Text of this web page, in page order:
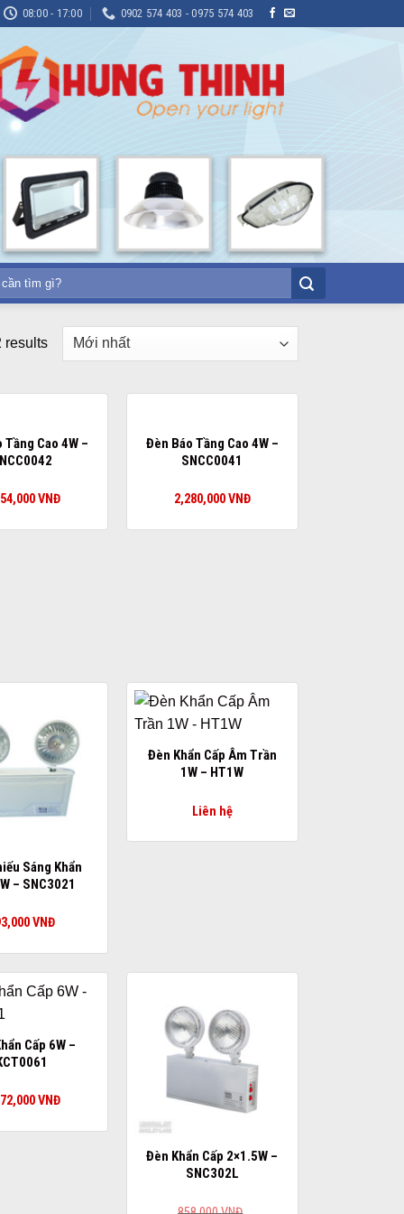
08:00 - 17:00 0902 574 403 - 0975 574 403
results
Tầng Cao 4W –
VNĐ
Đèn Báo Tầng Cao 4W –
SNCC0041
2,280,000VNĐ
Sáng Khẩn
– SNC3021
VNĐ
Đèn Khẩn Cấp Âm Trần
1W – HT1W
Liên hệ
Cấp 6W –
VNĐ
Đèn Khẩn Cấp 2×1.5W –
SNC302L